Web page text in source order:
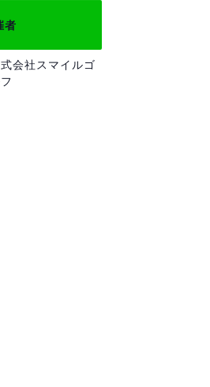
者
会社スマイルゴ